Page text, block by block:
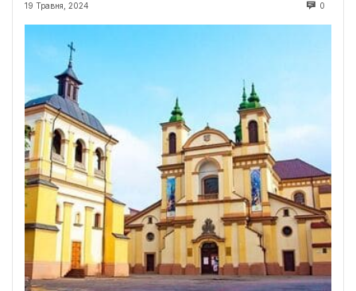
19 Травня, 2024 0